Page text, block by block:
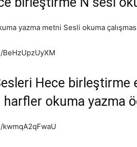
yazma metni Sesli okuma
Hece
harfler okuma yazma